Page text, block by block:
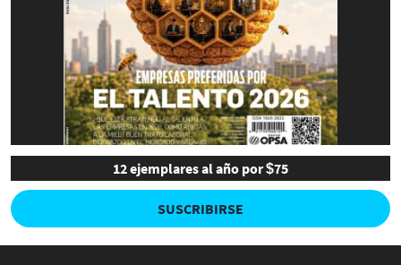
12 ejemplares al año por $75
SUSCRIBIRSE